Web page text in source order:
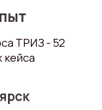
ТРИЗ - 52